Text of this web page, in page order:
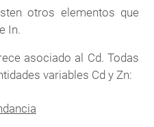
otros elementos que
In.
asociado al Cd. Todas
variables Cd y Zn: